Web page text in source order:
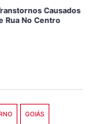
Causados
Rua No Centro
GOIÁS